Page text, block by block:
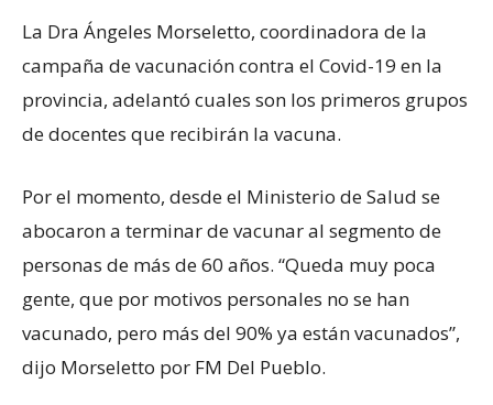
La Dra Ángeles Morseletto, coordinadora de la
campaña de vacunación contra el Covid-19 en la
provincia, adelantó cuales son los primeros grupos
de docentes que recibirán la vacuna.
Por el momento, desde el Ministerio de Salud se
abocaron a terminar de vacunar al segmento de
personas de más de 60 años. “Queda muy poca
gente, que por motivos personales no se han
vacunado, pero más del 90% ya están vacunados”,
dijo Morseletto por FM Del Pueblo.